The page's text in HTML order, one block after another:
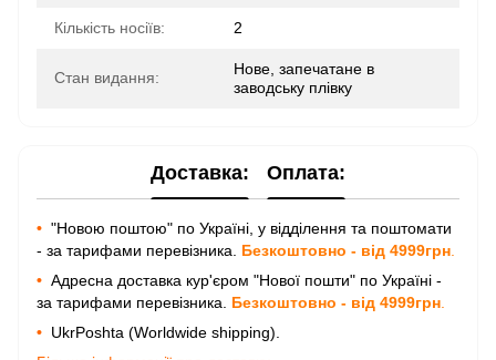
Кількість носіїв: 2
Стан видання:
Нове, запечатане в
заводську плівку
Доставка: Оплата:
• "Новою поштою" по Україні, у відділення та поштомати
- за тарифами перевізника. Безкоштовно - від 4999грн.
• Адресна доставка кур'єром "Нової пошти" по Україні -
за тарифами перевізника. Безкоштовно - від 4999грн.
• UkrPoshta (Worldwide shipping).